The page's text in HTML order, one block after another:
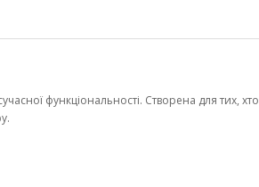
функціональності. Створена для тих, хто